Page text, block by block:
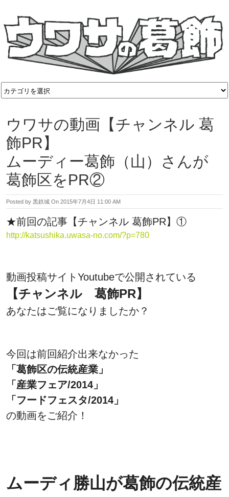
ウワサの動画【チャンネル 葛
飾PR】
ムーディー葛飾（山）さんが
葛飾区をPR②
Posted by 黒鉄城 On 2015年7月4日 11:00 AM
★前回の記事【チャンネル 葛飾PR】①
http://katsushika.uwasa-no.com/?p=780
動画投稿サイトYoutubeで公開されている
【チャンネル 葛飾PR】
あなたはご覧になりましたか？
今回は前回紹介出来なかった
「葛飾区の伝統産業」
「産業フェア/2014」
「フードフェスタ/2014」
の動画をご紹介！
ムーディ勝山が葛飾の伝統産